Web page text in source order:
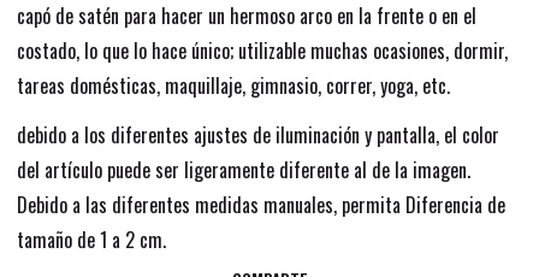
capó de satén para hacer un hermoso arco en la frente o en el
costado, lo que lo hace único; utilizable muchas ocasiones, dormir,
tareas domésticas, maquillaje, gimnasio, correr, yoga, etc.
debido a los diferentes ajustes de iluminación y pantalla, el color
del artículo puede ser ligeramente diferente al de la imagen.
Debido a las diferentes medidas manuales, permita Diferencia de
tamaño de 1 a 2 cm.